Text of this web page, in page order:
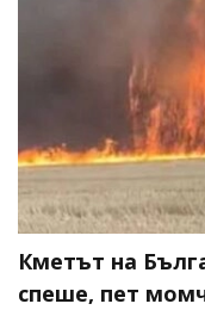
Кметът на
спеше, пет